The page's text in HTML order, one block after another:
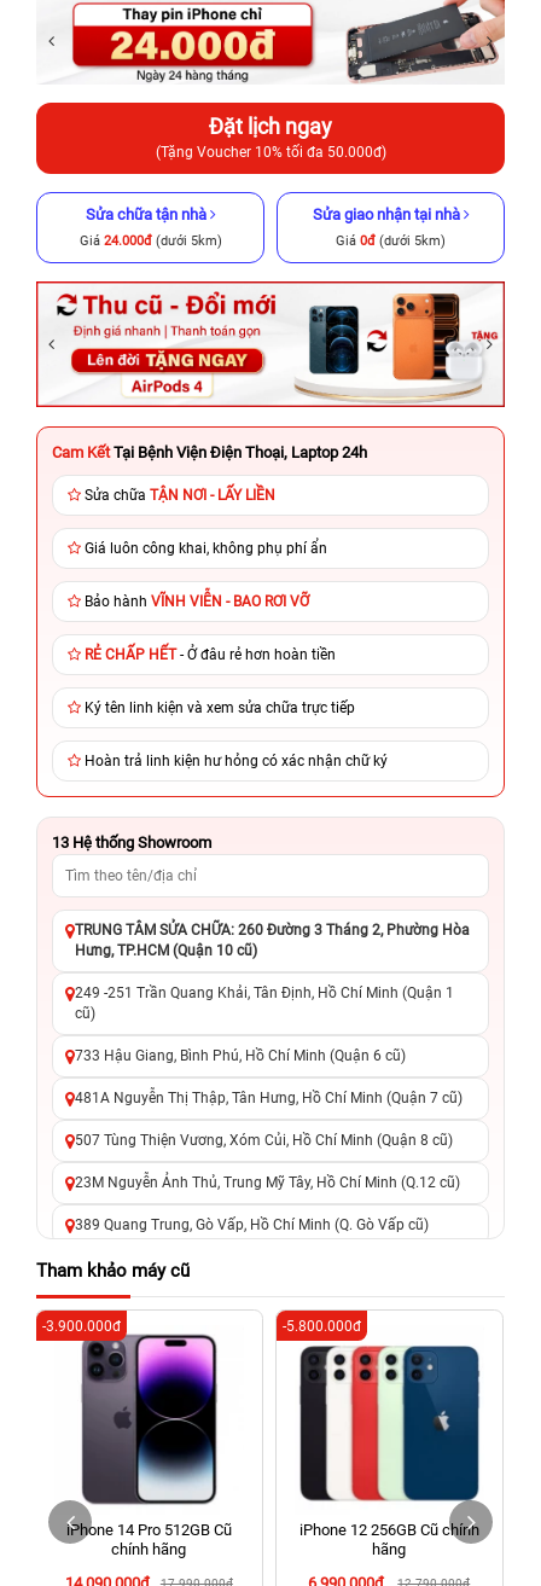
Đặt lịch ngay
(Tặng Voucher 10% tối đa 50.000đ)
Sửa chữa tận nhà
Giá 24.000đ(dưới 5km)
Sửa giao nhận tại nhà
Giá 0đ (dưới 5km)
Cam Kết Tại Bệnh Viện Điện Thoại, Laptop 24h
Sửa chữa TẬN NƠI - LẤY LIỀN
Giá luôn công khai, không phụ phí ẩn
Bảo hành VĨNH VIỄN - BAO RƠI VỠ
RẺ CHẤP HẾT- Ở đâu rẻ hơn hoàn tiền
Ký tên linh kiện và xem sửa chữa trực tiếp
Hoàn trả linh kiện hư hỏng có xác nhận chữ ký
13 Hệ thống Showroom
TRUNG TÂM SỬA CHỮA: 260 Đường 3 Tháng 2, Phường Hòa
Hưng, TP.HCM (Quận 10 cũ)
249 -251 Trần Quang Khải, Tân Định, Hồ Chí Minh (Quận 1
cũ)
733 Hậu Giang, Bình Phú, Hồ Chí Minh (Quận 6 cũ)
481A Nguyễn Thị Thập, Tân Hưng, Hồ Chí Minh (Quận 7 cũ)
507 Tùng Thiện Vương, Xóm Củi, Hồ Chí Minh (Quận 8 cũ)
23M Nguyễn Ảnh Thủ, Trung Mỹ Tây, Hồ Chí Minh (Q.12 cũ)
389 Quang Trung, Gò Vấp, Hồ Chí Minh (Q. Gò Vấp cũ)
625 - 625A Âu Cơ, Tân Phú, Hồ Chí Minh (Quận Tân Phú cũ)
326 Lê Văn Việt, Tăng Nhơn Phú, Hồ Chí Minh (Q.9 TP. Thủ
Đức cũ)
256 Võ Văn Ngân, Thủ Đức, Hồ Chí Minh (Bình Thọ, TP. Thủ
70 Nguyễn An Ninh, Dĩ An, Hồ Chí Minh (Bình Dương Cũ)
24h Vũng Tàu: 162A Ba Cu, Vũng Tàu, Hồ Chí Minh (TP. Vũng
Tàu cũ)
198 Hoàng Văn Thụ, Tân Sơn Nhất, Hồ Chí Minh (Tân Bình
Tham khảo máy cũ
iPhone 14 Pro 512GB Cũ
chính hãng
17.990.000đ
-3.900.000đ
iPhone 12 256GB Cũ chính
hãng
12.790.000đ
-5.800.000đ